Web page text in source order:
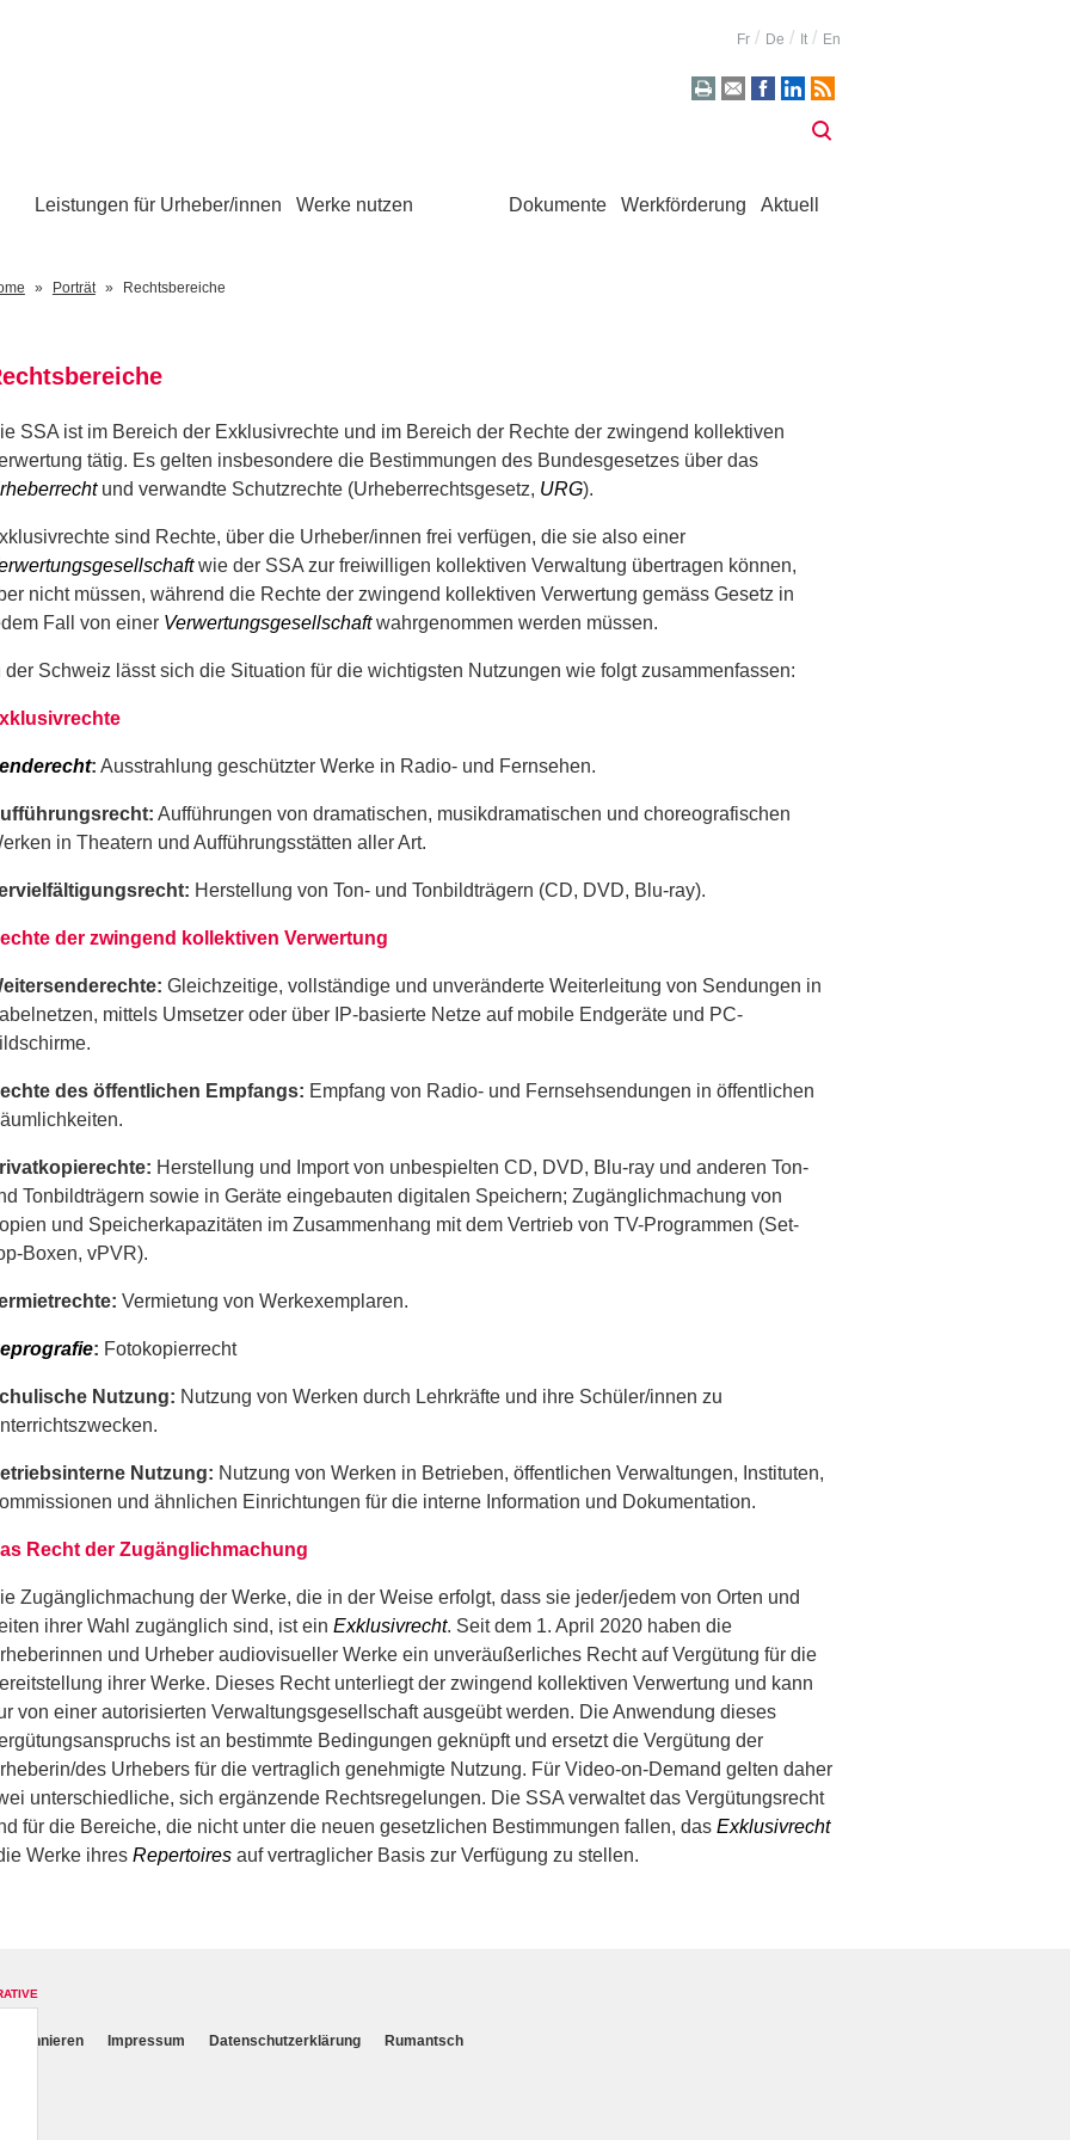
Fr De It En
Leistungen für Urheber/innen Werke nutzen Dokumente Werkförderung Aktuell
Porträt Rechtsbereiche
SSA ist im Bereich der Exklusivrechte und im Bereich der Rechte der zwingend kollektiven
tätig. Es gelten insbesondere die Bestimmungen des Bundesgesetzes über das
und verwandte Schutzrechte (Urheberrechtsgesetz, URG).
sind Rechte, über die Urheber/innen frei verfügen, die sie also einer
wie der SSA zur freiwilligen kollektiven Verwaltung übertragen können,
nicht müssen, während die Rechte der zwingend kollektiven Verwertung gemäss Gesetz in
Fall von einer Verwertungsgesellschaftwahrgenommen werden müssen.
der Schweiz lässt sich die Situation für die wichtigsten Nutzungen wie folgt zusammenfassen:
: Ausstrahlung geschützter Werke in Radio- und Fernsehen.
Aufführungen von dramatischen, musikdramatischen und choreografischen
in Theatern und Aufführungsstätten aller Art.
Herstellung von Ton- und Tonbildträgern (CD, DVD, Blu-ray).
der zwingend kollektiven Verwertung
Gleichzeitige, vollständige und unveränderte Weiterleitung von Sendungen in
mittels Umsetzer oder über IP-basierte Netze auf mobile Endgeräte und PC-
des öffentlichen Empfangs: Empfang von Radio- und Fernsehsendungen in öffentlichen
Herstellung und Import von unbespielten CD, DVD, Blu-ray und anderen Ton-
Tonbildträgern sowie in Geräte eingebauten digitalen Speichern; Zugänglichmachung von
und Speicherkapazitäten im Zusammenhang mit dem Vertrieb von TV-Programmen (Set-
Boxen, vPVR).
Vermietung von Werkexemplaren.
: Fotokopierrecht
Nutzung: Nutzung von Werken durch Lehrkräfte und ihre Schüler/innen zu
Nutzung: Nutzung von Werken in Betrieben, öffentlichen Verwaltungen, Instituten,
und ähnlichen Einrichtungen für die interne Information und Dokumentation.
Recht der Zugänglichmachung
Zugänglichmachung der Werke, die in der Weise erfolgt, dass sie jeder/jedem von Orten und
ihrer Wahl zugänglich sind, ist ein Exklusivrecht. Seit dem 1. April 2020 haben die
und Urheber audiovisueller Werke ein unveräußerliches Recht auf Vergütung für die
ihrer Werke. Dieses Recht unterliegt der zwingend kollektiven Verwertung und kann
von einer autorisierten Verwaltungsgesellschaft ausgeübt werden. Die Anwendung dieses
ist an bestimmte Bedingungen geknüpft und ersetzt die Vergütung der
des Urhebers für die vertraglich genehmigte Nutzung. Für Video-on-Demand gelten daher
unterschiedliche, sich ergänzende Rechtsregelungen. Die SSA verwaltet das Vergütungsrecht
für die Bereiche, die nicht unter die neuen gesetzlichen Bestimmungen fallen, das Exklusivrecht
Werke ihres Repertoiresauf vertraglicher Basis zur Verfügung zu stellen.
abonnieren Impressum Datenschutzerklärung Rumantsch